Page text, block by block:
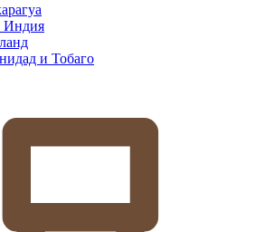
Индия
и Тобаго